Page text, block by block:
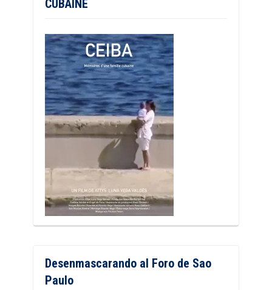
CUBAINE
Desenmascarando al Foro de Sao
Paulo